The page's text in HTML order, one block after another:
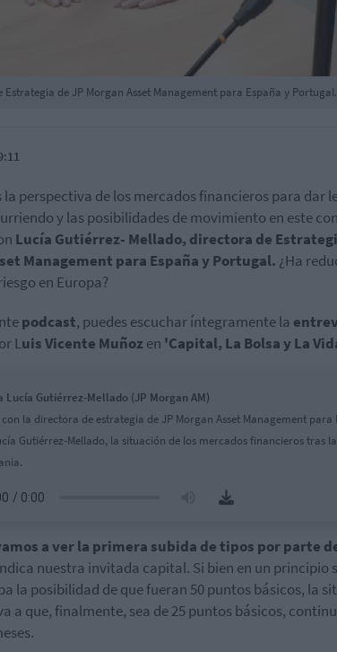
de JP Morgan Asset Management para España y Portugal.
perspectiva de los mercados financieros para dar
y las posibilidades de movimiento en este
Lucía Gutiérrez- Mellado, directora de
Management para España y Portugal. ¿Ha
en Europa?
podcast, puedes escuchar íntegramente la
Luis Vicente Muñoz en 'Capital, La Bolsa y La
Lucía Gutiérrez-Mellado (JP Morgan AM)
la directora de estrategia de JP Morgan Asset Management para
Gutiérrez-Mellado, la situación de los mercados financieros tras
a ver la primera subida de tipos por parte
nuestra invitada capital. Si bien en un principio
la posibilidad de que fueran 50 puntos básicos, la
a que, finalmente, sea de 25 puntos básicos,